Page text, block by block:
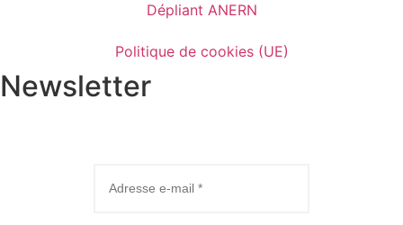
Dépliant ANERN
Politique de cookies (UE)
Newsletter